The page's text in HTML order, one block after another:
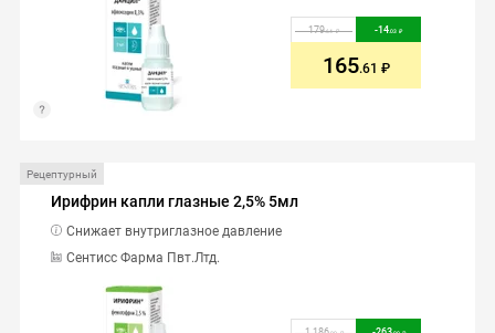
179.64 -14.03
165.61
Рецептурный
Ирифрин капли глазные 2,5% 5мл
Сентисс Фарма Пвт.Лтд.
Снижает внутриглазное давление